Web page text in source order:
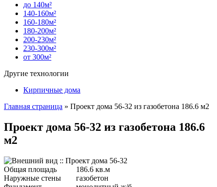
до 140м²
140-160м²
160-180м²
180-200м²
200-230м²
230-300м²
от 300м²
Другие технологии
Кирпичные дома
Главная страница » Проект дома 56-32 из газобетона 186.6 м2
Проект дома 56-32 из газобетона 186.6
м2
Общая площадь
186.6 кв.м
Наружные стены
газобетон